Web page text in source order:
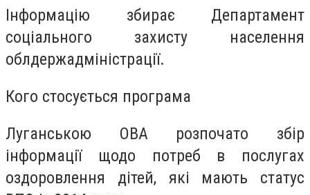
Інформацію збирає Департамент
соціального захисту населення
облдержадміністрації.
Кого стосується програма
Луганською ОВА розпочато збір
інформації щодо потреб в послугах
оздоровлення дітей, які мають статус